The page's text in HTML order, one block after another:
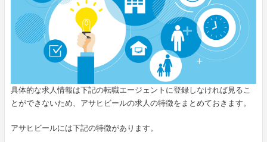
具体的な求人情報は下記の転職エージェントに登録しなければ見るこ
とができないため、アサヒビールの求人の特徴をまとめておきます。
アサヒビールには下記の特徴があります。